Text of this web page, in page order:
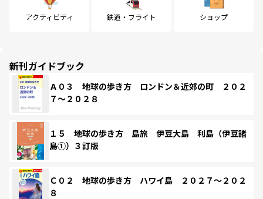
アクティビティ 鉄道・フライト ショップ
新刊ガイドブック
Ａ０３ 地球の歩き方 ロンドン＆近郊の町 ２０２
７～２０２８
１５ 地球の歩き方 島旅 伊豆大島 利島（伊豆諸
島①）３訂版
Ｃ０２ 地球の歩き方 ハワイ島 ２０２７～２０２
８